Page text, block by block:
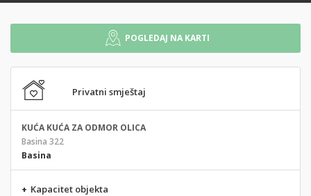
POGLEDAJ NA KARTI
Privatni smještaj
KUĆA KUĆA ZA ODMOR OLICA
Basina 322
Basina
+ Kapacitet objekta